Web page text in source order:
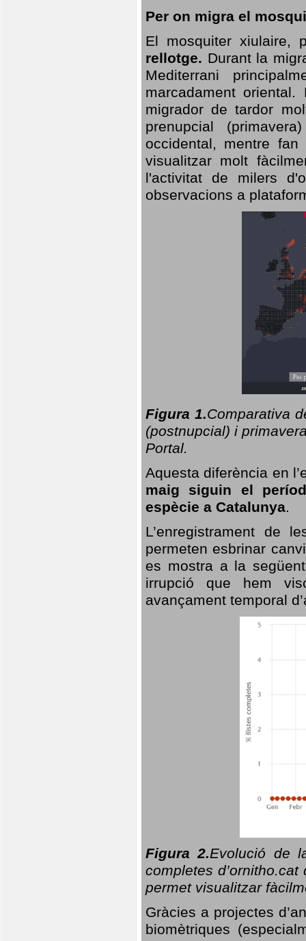
Per on migra el
El mosquiter xiulaire,
rellotge. Durant la
Mediterrani
marcadament
migrador de tardor
prenupcial
occidental, mentre
visualitzar molt
l'activitat de milers
observacions a
Figura 1.Comparativa
(postnupcial) i
Portal.
Aquesta diferència en
maig siguin el
espècie a Catalunya.
L’enregistrament de
permeten esbrinar
es mostra a la
irrupció que hem
avançament temporal
Figura 2.Evolució de
completes
permet visualitzar
Gràcies a projectes
biomètriques